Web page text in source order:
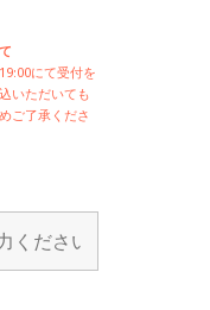
にて受付を
いただいても
ご了承くださ